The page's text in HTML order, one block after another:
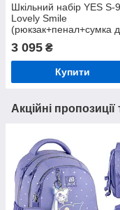
Шкільний набір YES S-
Lovely Smile
(рюкзак+пенал+сумка
змінного взуття)
см, 14 л, чорний
3 095 ₴
Купити
Акційні